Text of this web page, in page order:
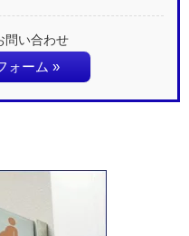
問い合わせ
ォーム »